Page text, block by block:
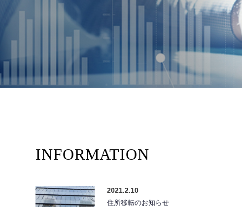
INFORMATION
2021.2.10
住所移転のお知らせ